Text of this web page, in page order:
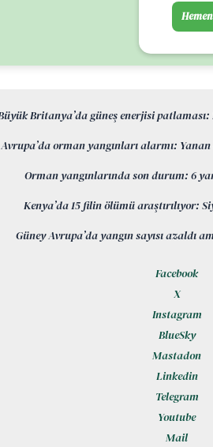
Britanya’da güneş enerjisi
Avrupa’da orman yangınları alarmı:
Orman yangınlarında son durum: 6
Kenya’da 15 filin ölümü araştırılıyor:
Güney Avrupa’da yangın sayısı azaldı
Facebook
X
Instagram
BlueSky
Mastadon
Linkedin
Telegram
Youtube
Mail